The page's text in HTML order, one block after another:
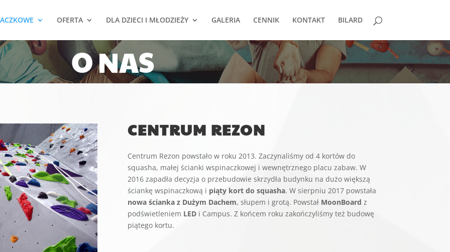
OFERTA DLA DZIECI I MŁODZIEŻY GALERIA CENNIK KONTAKT BILARD
O NAS
CENTRUM REZON
Centrum Rezon powstało w roku 2013. Zaczynaliśmy od 4 kortów do
squasha, małej ścianki wspinaczkowej i wewnętrznego placu zabaw. W
2016 zapadła decyzja o przebudowie skrzydła budynku na dużo większą
ściankę wspinaczkową i piąty kort do squasha. W sierpniu 2017 powstała
nowa ścianka z Dużym Dachem, słupem i grotą. Powstał MoonBoard z
podświetleniem LEDi Campus. Z końcem roku zakończyliśmy też budowę
piątego kortu.